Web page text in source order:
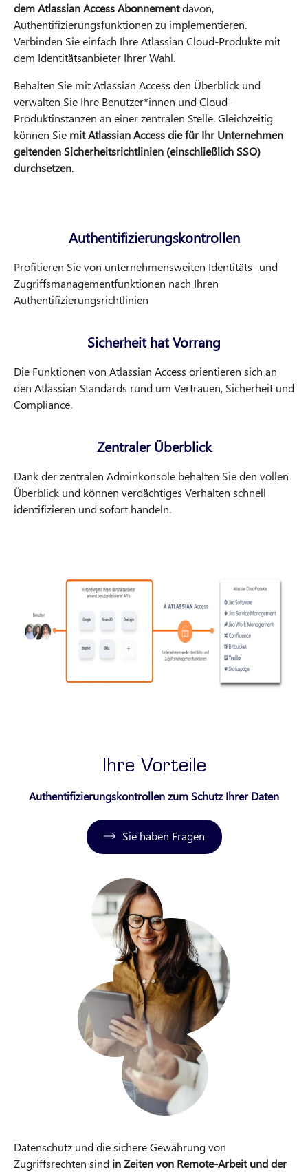
dem Atlassian Access Abonnementdavon,
Authentifizierungsfunktionen zu implementieren.
Verbinden Sie einfach Ihre Atlassian Cloud-Produkte mit
dem Identitätsanbieter Ihrer Wahl.
Behalten Sie mit Atlassian Access den Überblick und
verwalten Sie Ihre Benutzer*innen und Cloud-
Produktinstanzen an einer zentralen Stelle. Gleichzeitig
können Sie mit Atlassian Access die für Ihr Unternehmen
geltenden Sicherheitsrichtlinien (einschließlich SSO)
durchsetzen.
Authentifizierungskontrollen
Profitieren Sie von unternehmensweiten Identitäts- und
Zugriffsmanagementfunktionen nach Ihren
Authentifizierungsrichtlinien
Sicherheit hat Vorrang
Die Funktionen von Atlassian Access orientieren sich an
den Atlassian Standards rund um Vertrauen, Sicherheit und
Compliance.
Zentraler Überblick
Dank der zentralen Adminkonsole behalten Sie den vollen
Überblick und können verdächtiges Verhalten schnell
identifizieren und sofort handeln.
Ihre Vorteile
Authentifizierungskontrollen zum Schutz Ihrer Daten
Sie haben Fragen
Datenschutz und die sichere Gewährung von
Zugriffsrechten sind in Zeiten von Remote-Arbeit und der